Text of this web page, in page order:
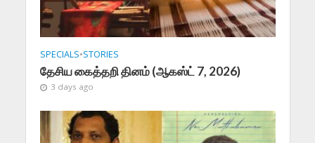
SPECIALS•STORIES
தேசிய கைத்தறி தினம் (ஆகஸ்ட் 7, 2026)
3 days ago